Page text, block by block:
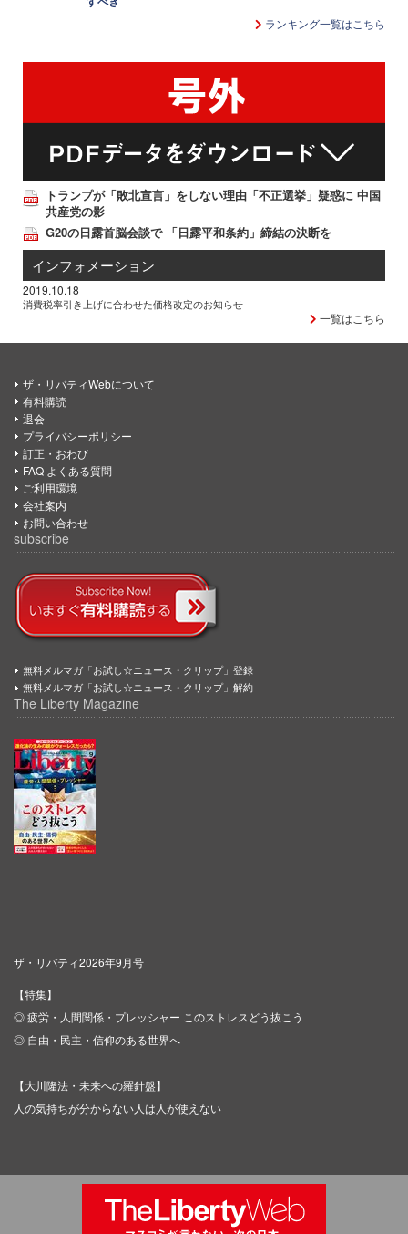
ランキング一覧はこちら
トランプが「敗北宣言」をしない理由「不正選挙」疑惑に 中国
共産党の影
G20の日露首脳会談で 「日露平和条約」締結の決断を
インフォメーション
2019.10.18
消費税率引き上げに合わせた価格改定のお知らせ
一覧はこちら
ザ・リバティWebについて
有料購読
退会
プライバシーポリシー
訂正・おわび
FAQ よくある質問
ご利用環境
会社案内
お問い合わせ
subscribe
無料メルマガ「お試し☆ニュース・クリップ」登録
無料メルマガ「お試し☆ニュース・クリップ」解約
The Liberty Magazine
ザ・リバティ2026年9月号
【特集】
◎ 疲労・人間関係・プレッシャー このストレスどう抜こう
◎ 自由・民主・信仰のある世界へ
【大川隆法・未来への羅針盤】
人の気持ちが分からない人は人が使えない